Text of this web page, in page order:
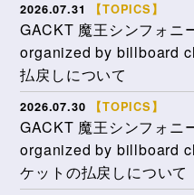
2026.07.31 【TOPICS】
GACKT 魔王シンフォニ
organized by billboard
払戻しについて
2026.07.30 【TOPICS】
GACKT 魔王シンフォニ
organized by billboard
ケットの払戻しについて